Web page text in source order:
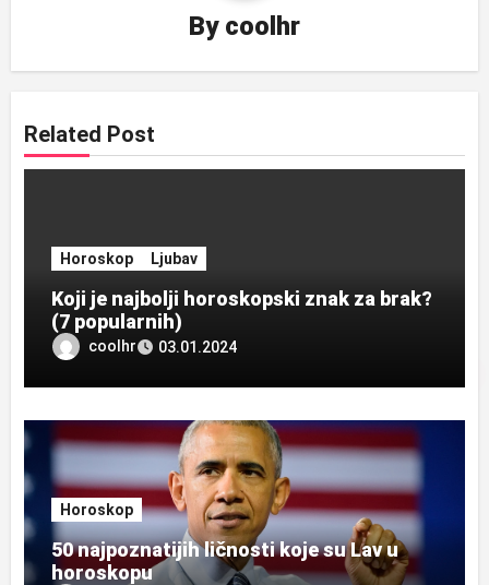
By coolhr
Related Post
Horoskop Ljubav
Koji je najbolji horoskopski znak za brak?
(7 popularnih)
coolhr 03.01.2024
Horoskop
50 najpoznatijih ličnosti koje su Lav u
horoskopu